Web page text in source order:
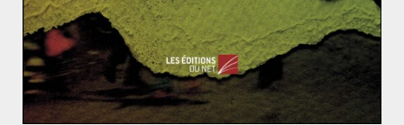
ACTUALITÉS AMÉRIQUE CANADA ENERGIE
ENVIRONNEMENT
FICHES-EXEMPLES
GÉOÉCONOMIE MONDIALISATION ET ENJEUX